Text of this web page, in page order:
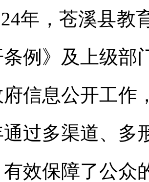
年，苍溪县教
例》及上级部
信息公开工作
过多渠道、多
效保障了公众